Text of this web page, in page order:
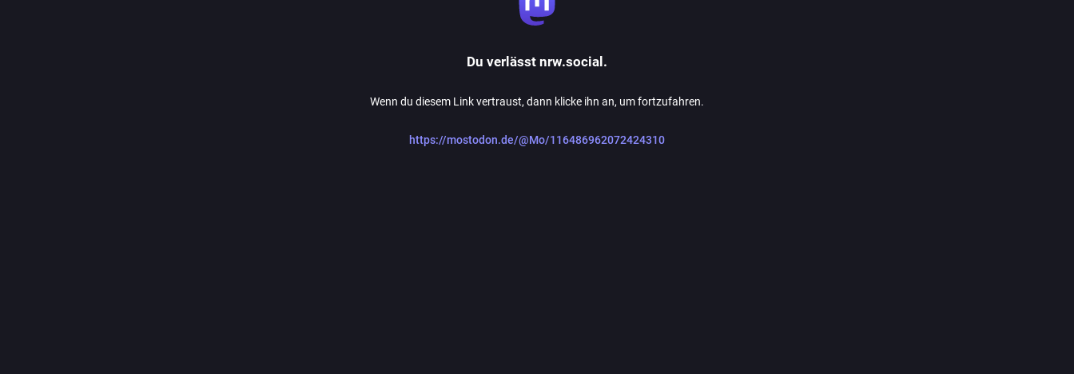
Du verlässt nrw.social.
Wenn du diesem Link vertraust, dann klicke ihn an, um fortzufahren.
https://mostodon.de/@Mo/116486962072424310